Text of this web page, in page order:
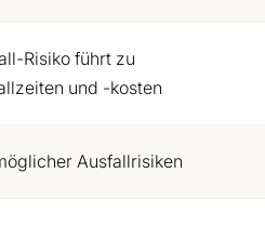
Risiko führt zu
und -kosten
Ausfallrisiken